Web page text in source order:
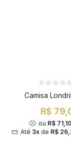
Camisa
R$
ou R$ 71,10
Até 3x de R$